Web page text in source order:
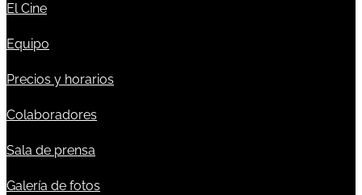
El Cine
Equipo
Precios y horarios
Colaboradores
Sala de prensa
Galería de fotos